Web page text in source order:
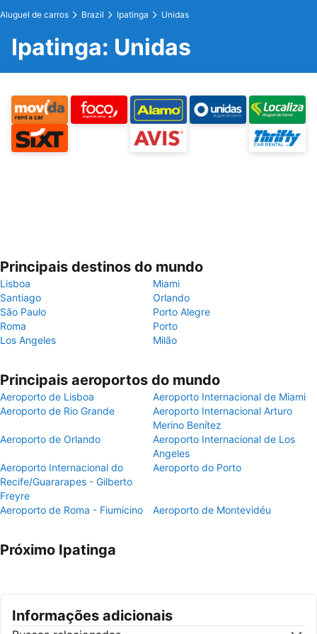
Aluguel de carros Brazil Ipatinga Unidas
Ipatinga: Unidas
Principais destinos do mundo
Lisboa
Miami
Santiago
Orlando
São Paulo
Porto Alegre
Roma
Porto
Los Angeles
Milão
Principais aeroportos do mundo
Aeroporto de Lisboa
Aeroporto Internacional de Miami
Aeroporto de Rio Grande
Aeroporto Internacional Arturo
Merino Benítez
Aeroporto de Orlando
Aeroporto Internacional de Los
Angeles
Aeroporto Internacional do
Recife/Guararapes - Gilberto
Freyre
Aeroporto do Porto
Aeroporto de Roma - Fiumicino Aeroporto de Montevidéu
Próximo Ipatinga
Informações adicionais